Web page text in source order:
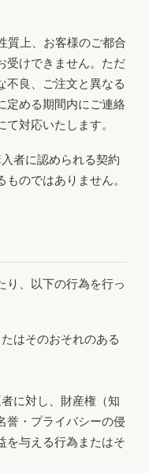
質上、お客様のご都合
受けできません。ただ
不良、ご注文と異なる
定める期間内にご連絡
対応いたします。
者に認められる契約
のではありません。
り、以下の行為を行っ
はそのおそれのある
に対し、財産権（知
誉・プライバシーの侵
を与える行為またはそ